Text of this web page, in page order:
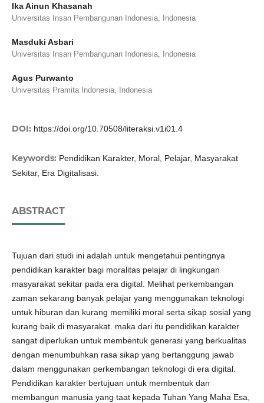
Ika Ainun Khasanah
Universitas Insan Pembangunan Indonesia, Indonesia
Masduki Asbari
Universitas Insan Pembangunan Indonesia, Indonesia
Agus Purwanto
Universitas Pramita Indonesia, Indonesia
DOI: https://doi.org/10.70508/literaksi.v1i01.4
Keywords: Pendidikan Karakter, Moral, Pelajar, Masyarakat
Sekitar, Era Digitalisasi.
ABSTRACT
Tujuan dari studi ini adalah untuk mengetahui pentingnya
pendidikan karakter bagi moralitas pelajar di lingkungan
masyarakat sekitar pada era digital. Melihat perkembangan
zaman sekarang banyak pelajar yang menggunakan teknologi
untuk hiburan dan kurang memiliki moral serta sikap sosial yang
kurang baik di masyarakat. maka dari itu pendidikan karakter
sangat diperlukan untuk membentuk generasi yang berkualitas
dengan menumbuhkan rasa sikap yang bertanggung jawab
dalam menggunakan perkembangan teknologi di era digital.
Pendidikan karakter bertujuan untuk membentuk dan
membangun manusia yang taat kepada Tuhan Yang Maha Esa,